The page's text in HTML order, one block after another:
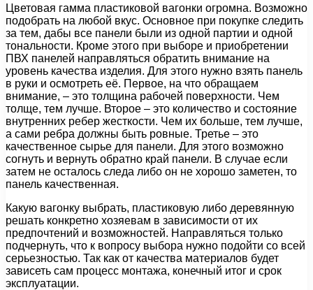
Цветовая гамма пластиковой вагонки огромна. Возможно
подобрать на любой вкус. Основное при покупке следить
за тем, дабы все панели были из одной партии и одной
тональности. Кроме этого при выборе и приобретении
ПВХ панелей направляться обратить внимание на
уровень качества изделия. Для этого нужно взять панель
в руки и осмотреть её. Первое, на что обращаем
внимание, – это толщина рабочей поверхности. Чем
толще, тем лучше. Второе – это количество и состояние
внутренних ребер жесткости. Чем их больше, тем лучше,
а сами ребра должны быть ровные. Третье – это
качественное сырье для панели. Для этого возможно
согнуть и вернуть обратно край панели. В случае если
затем не осталось следа либо он не хорошо заметен, то
панель качественная.
Какую вагонку выбрать, пластиковую либо деревянную
решать конкретно хозяевам в зависимости от их
предпочтений и возможностей. Направляться только
подчернуть, что к вопросу выбора нужно подойти со всей
серьезностью. Так как от качества материалов будет
зависеть сам процесс монтажа, конечный итог и срок
эксплуатации.